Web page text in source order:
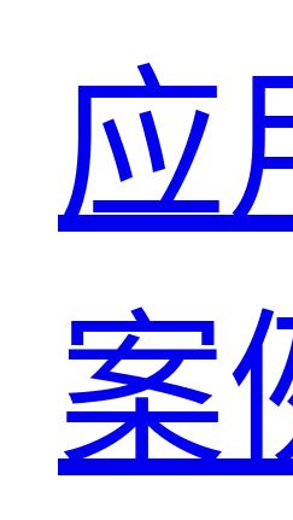
应
案